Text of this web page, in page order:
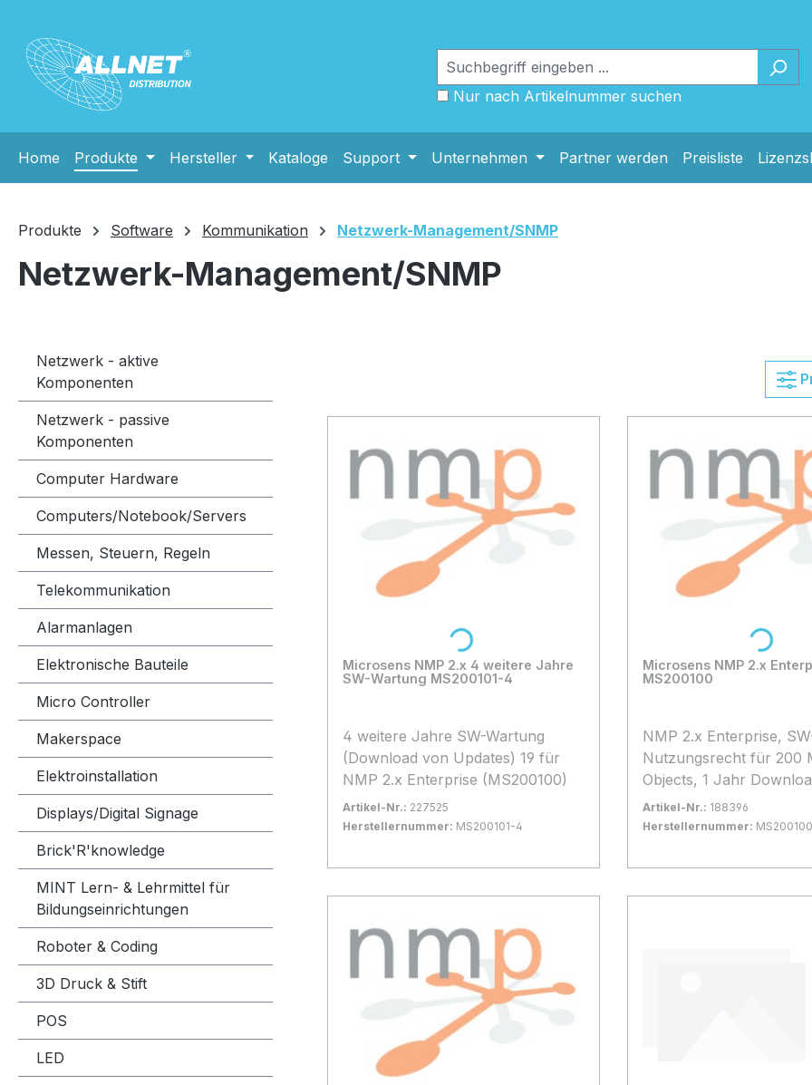
Nur nach Artikelnummer suchen
Home Produkte Hersteller Kataloge Support Unternehmen Partner werden Preisliste
Produkte Software Kommunikation Netzwerk-Management/SNMP
Netzwerk-Management/SNMP
Netzwerk - aktive
Komponenten
Netzwerk - passive
Komponenten
Computer Hardware
Computers/Notebook/Servers
Messen, Steuern, Regeln
Telekommunikation
Alarmanlagen
Elektronische Bauteile
Micro Controller
Makerspace
Elektroinstallation
Displays/Digital Signage
Brick'R'knowledge
MINT Lern- & Lehrmittel für
Bildungseinrichtungen
Roboter & Coding
3D Druck & Stift
POS
LED
Microsens NMP 2.x 4 weitere Jahre
SW-Wartung MS200101-4
4 weitere Jahre SW-Wartung
(Download von Updates) 19 für
NMP 2.x Enterprise (MS200100)
Artikel-Nr.: 227525
Herstellernummer: MS200101-4
In den Warenkorb
Loading...
Microsens NMP 2.x
MS200100
NMP 2.x Enterprise,
Nutzungsrecht für 200
Objects, 1 Jahr
Updates Installation der
SW auf max. 1 Computer
Artikel-Nr.: 188396
Herstellernummer: MS200100
In den Warenkorb
Loading...